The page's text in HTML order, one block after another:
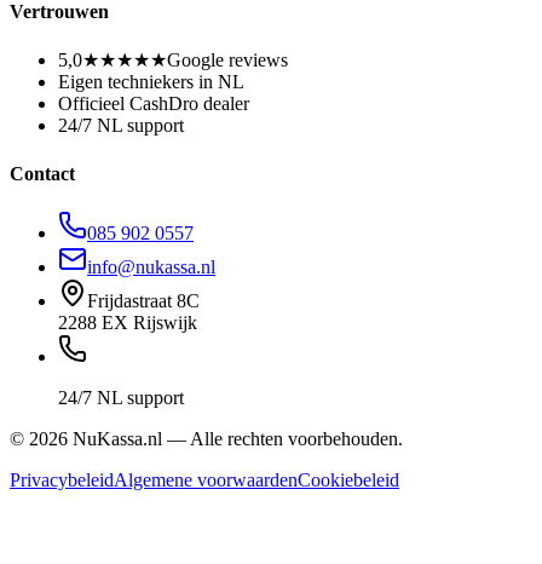
Vertrouwen
5,0★★★★★Google reviews
Eigen techniekers in NL
Officieel CashDro dealer
24/7 NL support
Contact
085 902 0557
info@nukassa.nl
Frijdastraat 8C
2288 EX Rijswijk
24/7 NL support
© 2026 NuKassa.nl — Alle rechten voorbehouden.
PrivacybeleidAlgemene voorwaardenCookiebeleid